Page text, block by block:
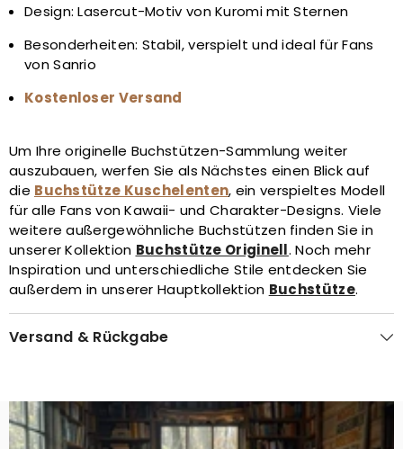
Design: Lasercut-Motiv von Kuromi mit Sternen
Besonderheiten: Stabil, verspielt und ideal für Fans
von Sanrio
Kostenloser Versand
Um Ihre originelle Buchstützen-Sammlung weiter
auszubauen, werfen Sie als Nächstes einen Blick auf
die Buchstütze Kuschelenten, ein verspieltes Modell
für alle Fans von Kawaii- und Charakter-Designs. Viele
weitere außergewöhnliche Buchstützen finden Sie in
unserer Kollektion Buchstütze Originell. Noch mehr
Inspiration und unterschiedliche Stile entdecken Sie
außerdem in unserer Hauptkollektion Buchstütze.
Versand & Rückgabe